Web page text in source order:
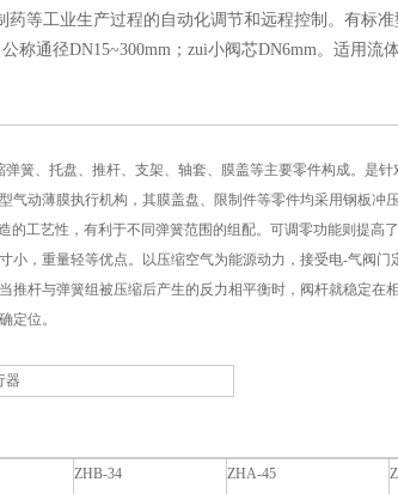
等工业生产过程的自动化调节和远程控制。有标
称通径DN15~300mm；zui小阀芯DN6mm。适用流
簧、托盘、推杆、支架、轴套、膜盖等主要零件构成。是
动薄膜执行机构，其膜盖盘、限制件等零件均采用钢板冲
的工艺性，有利于不同弹簧范围的组配。可调零功能则提高
，重量轻等优点。以压缩空气为能源动力，接受电-气阀门
杆与弹簧组被压缩后产生的反力相平衡时，阀杆就稳定在
定位。
器
ZHB-34
ZHA-45